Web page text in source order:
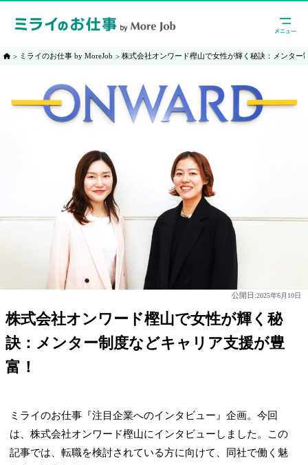
ミライのお仕事 by MoreJob 株式会社オンワード樫山で女性が輝く秘訣：メンター
公開日:2025年6月10日
株式会社オンワード樫山で女性が輝く秘
訣：メンター制度などキャリア支援が豊
富！
ミライのお仕事『注目企業へのインタビュー』企画。今回
は、株式会社オンワード樫山にインタビューしました。この
記事では、転職を検討されている方に向けて、同社で働く魅